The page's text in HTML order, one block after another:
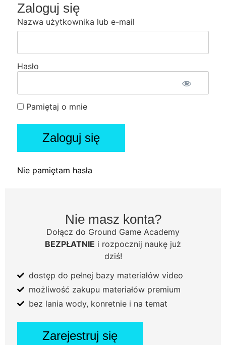
Zaloguj się
Nazwa użytkownika lub e-mail
Hasło
Pamiętaj o mnie
Nie pamiętam hasła
Nie masz konta?
Dołącz do Ground Game Academy
BEZPŁATNIE i rozpocznij naukę już
dziś!
dostęp do pełnej bazy materiałów video
możliwość zakupu materiałów premium
bez lania wody, konretnie i na temat
Zarejestruj się